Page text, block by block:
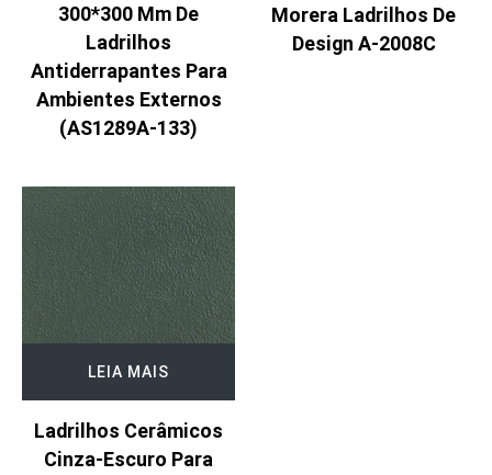
300*300 Mm De
Ladrilhos
Antiderrapantes Para
Ambientes Externos
(AS1289A-133)
Morera Ladrilhos De
Design A-2008C
LEIA MAIS
Ladrilhos Cerâmicos
Cinza-Escuro Para